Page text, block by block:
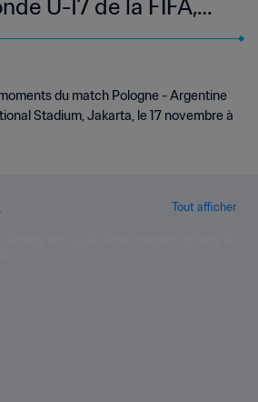
U-17 de la FIFA,
| Temps forts
du match Pologne - Argentine
Stadium, Jakarta, le 17 novembre à
Tout afficher